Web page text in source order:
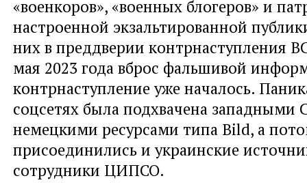
«военкоров», «военных блогеров» и
настроенной экзальтированной
них в преддверии контрнаступления
мая 2023 года вброс фальшивой
контрнаступление уже началось.
соцсетях была подхвачена
немецкими ресурсами типа Bild, а
присоединились и украинские
сотрудники ЦИПСО.